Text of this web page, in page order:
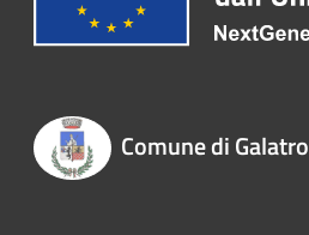
Comune di Galatro